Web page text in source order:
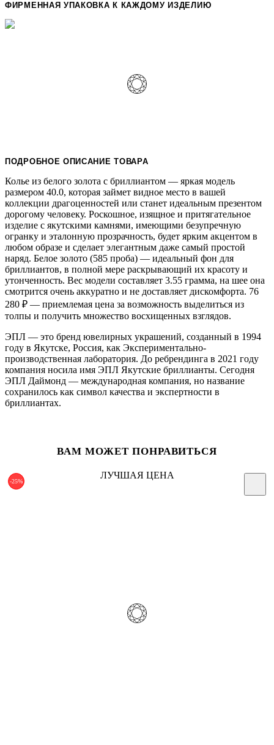
ФИРМЕННАЯ УПАКОВКА К КАЖДОМУ ИЗДЕЛИЮ
ПОДРОБНОЕ ОПИСАНИЕ ТОВАРА
Колье из белого золота с бриллиантом — яркая модель
размером 40.0, которая займет видное место в вашей
коллекции драгоценностей или станет идеальным презентом
дорогому человеку. Роскошное, изящное и притягательное
изделие с якутскими камнями, имеющими безупречную
огранку и эталонную прозрачность, будет ярким акцентом в
любом образе и сделает элегантным даже самый простой
наряд. Белое золото (585 проба) — идеальный фон для
бриллиантов, в полной мере раскрывающий их красоту и
утонченность. Вес модели составляет 3.55 грамма, на шее она
смотрится очень аккуратно и не доставляет дискомфорта. 76
280 ₽ — приемлемая цена за возможность выделиться из
толпы и получить множество восхищенных взглядов.
ЭПЛ — это бренд ювелирных украшений, созданный в 1994
году в Якутске, Россия, как Экспериментально-
производственная лаборатория. До ребрендинга в 2021 году
компания носила имя ЭПЛ Якутские бриллианты. Сегодня
ЭПЛ Даймонд — международная компания, но название
сохранилось как символ качества и экспертности в
бриллиантах.
ВАМ МОЖЕТ ПОНРАВИТЬСЯ
-25%
ЛУЧШАЯ ЦЕНА